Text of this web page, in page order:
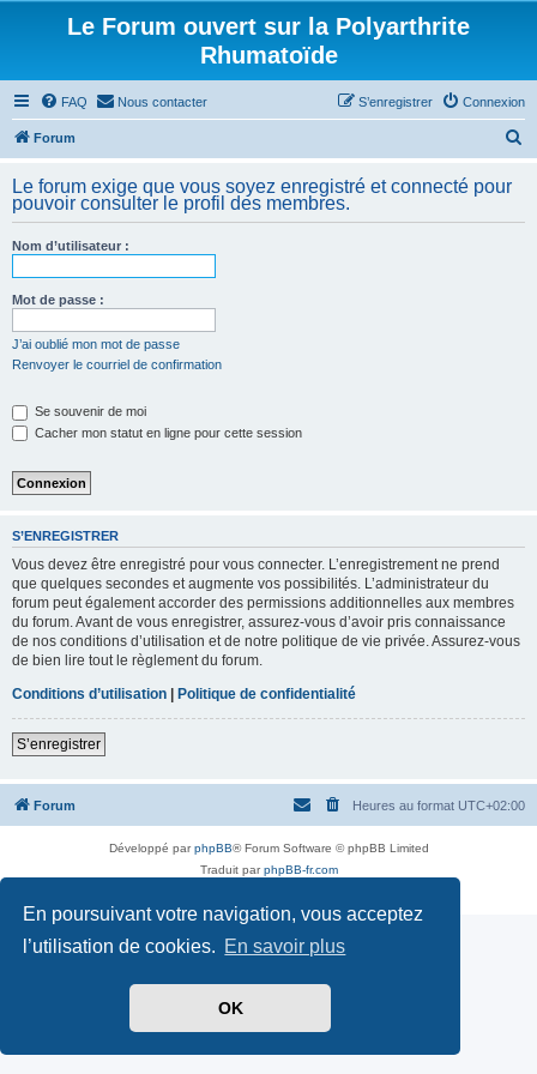
En poursuivant votre navigation, vous acceptez
l’utilisation de cookies. En savoir plus
OK
Le Forum ouvert sur la Polyarthrite
Rhumatoïde
FAQ Nous contacter Connexion
S’enregistrer
Forum
h
Le forum exige que vous soyez enregistré et connecté pour
pouvoir consulter le profil des membres.
Nom d’utilisateur :
Mot de passe :
J’ai oublié mon mot de passe
Renvoyer le courriel de confirmation
Se souvenir de moi
Cacher mon statut en ligne pour cette session
S’ENREGISTRER
Vous devez être enregistré pour vous connecter. L’enregistrement ne prend
que quelques secondes et augmente vos possibilités. L’administrateur du
forum peut également accorder des permissions additionnelles aux membres
du forum. Avant de vous enregistrer, assurez-vous d’avoir pris connaissance
de nos conditions d’utilisation et de notre politique de vie privée. Assurez-vous
de bien lire tout le règlement du forum.
Conditions d’utilisation | Politique de confidentialité
S’enregistrer
Forum Heures au format UTC+02:00
Développé parphpBB® Forum Software © phpBB Limited
Traduit parphpBB-fr.com